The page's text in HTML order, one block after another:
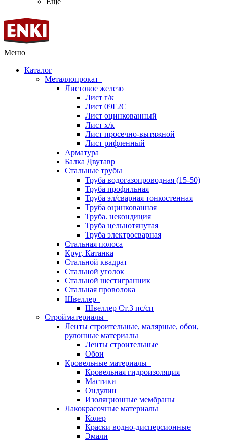
Меню
Каталог
Металлопрокат
Листовое железо
Лист г/к
Лист 09Г2С
Лист оцинкованный
Лист х/к
Лист просечно-вытяжной
Лист рифленный
Арматура
Балка Двутавр
Стальные трубы
Труба водогазопроводная (15-50)
Труба профильная
Труба эл/сварная тонкостенная
Труба оцинкованная
Труба. некондиция
Труба цельнотянутая
Труба электросварная
Стальная полоса
Круг, Катанка
Стальной квадрат
Стальной уголок
Стальной шестигранник
Стальная проволока
Швеллер
Швеллер Ст.3 пс/сп
Стройматериалы
Ленты строительные, малярные, обои,
рулонные материалы
Ленты строительные
Обои
Кровельные материалы
Кровельная гидроизоляция
Мастики
Ондулин
Изоляционные мембраны
Лакокрасочные материалы
Колер
Краски водно-дисперсионные
Эмали